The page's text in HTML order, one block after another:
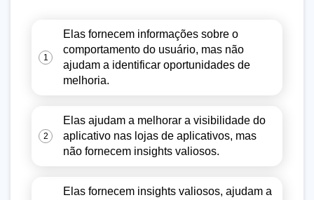
1
Elas fornecem informações sobre o
comportamento do usuário, mas não
ajudam a identificar oportunidades de
melhoria.
2
Elas ajudam a melhorar a visibilidade do
aplicativo nas lojas de aplicativos, mas
não fornecem insights valiosos.
Elas fornecem insights valiosos, ajudam a